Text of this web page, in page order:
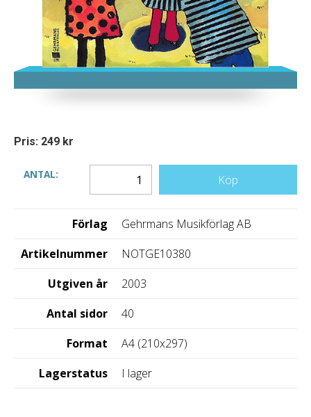
Pris: 249 kr
ANTAL: Köp
Förlag
Gehrmans Musikförlag AB
Artikelnummer
NOTGE10380
Utgiven år
2003
Antal sidor
40
Format
A4 (210x297)
Lagerstatus
I lager